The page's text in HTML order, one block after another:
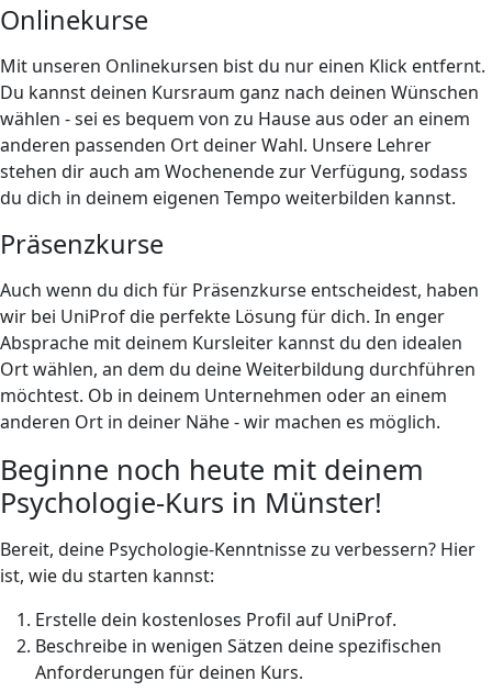
Onlinekurse
Mit unseren Onlinekursen bist du nur einen Klick entfernt.
Du kannst deinen Kursraum ganz nach deinen Wünschen
wählen - sei es bequem von zu Hause aus oder an einem
anderen passenden Ort deiner Wahl. Unsere Lehrer
stehen dir auch am Wochenende zur Verfügung, sodass
du dich in deinem eigenen Tempo weiterbilden kannst.
Präsenzkurse
Auch wenn du dich für Präsenzkurse entscheidest, haben
wir bei UniProf die perfekte Lösung für dich. In enger
Absprache mit deinem Kursleiter kannst du den idealen
Ort wählen, an dem du deine Weiterbildung durchführen
möchtest. Ob in deinem Unternehmen oder an einem
anderen Ort in deiner Nähe - wir machen es möglich.
Beginne noch heute mit deinem
Psychologie-Kurs in Münster!
Bereit, deine Psychologie-Kenntnisse zu verbessern? Hier
ist, wie du starten kannst:
Erstelle dein kostenloses Profil auf UniProf.
Beschreibe in wenigen Sätzen deine spezifischen
Anforderungen für deinen Kurs.